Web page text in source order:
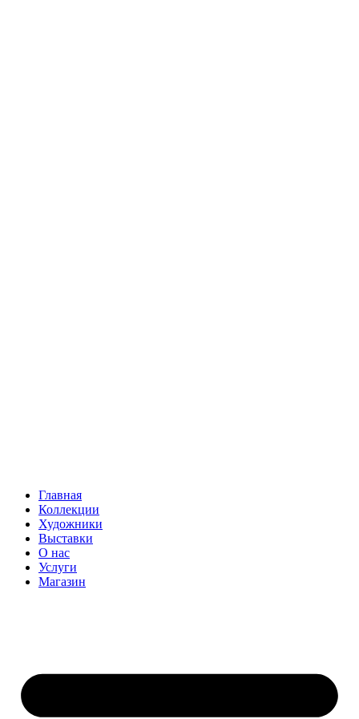
Главная
Коллекции
Художники
Выставки
О нас
Услуги
Магазин